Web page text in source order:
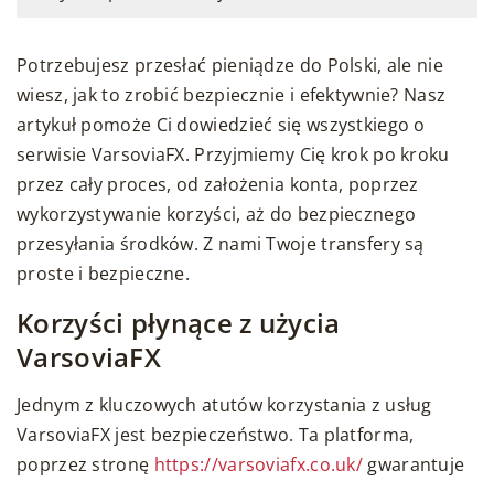
Potrzebujesz przesłać pieniądze do Polski, ale nie
wiesz, jak to zrobić bezpiecznie i efektywnie? Nasz
artykuł pomoże Ci dowiedzieć się wszystkiego o
serwisie VarsoviaFX. Przyjmiemy Cię krok po kroku
przez cały proces, od założenia konta, poprzez
wykorzystywanie korzyści, aż do bezpiecznego
przesyłania środków. Z nami Twoje transfery są
proste i bezpieczne.
Korzyści płynące z użycia
VarsoviaFX
Jednym z kluczowych atutów korzystania z usług
VarsoviaFX jest bezpieczeństwo. Ta platforma,
poprzez stronę https://varsoviafx.co.uk/ gwarantuje